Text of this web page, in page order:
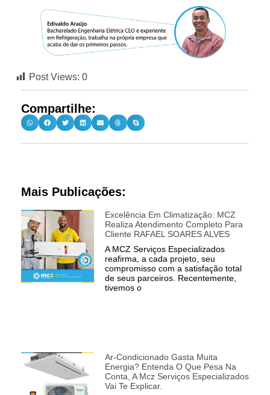
Post Views: 0
Compartilhe:
Mais Publicações:
Excelência Em Climatização: MCZ
Realiza Atendimento Completo Para
Cliente RAFAEL SOARES ALVES
A MCZ Serviços Especializados
reafirma, a cada projeto, seu
compromisso com a satisfação total
de seus parceiros. Recentemente,
tivemos o
Ar-Condicionado Gasta Muita
Energia? Entenda O Que Pesa Na
Conta, A Mcz Serviços Especializados
Vai Te Explicar.